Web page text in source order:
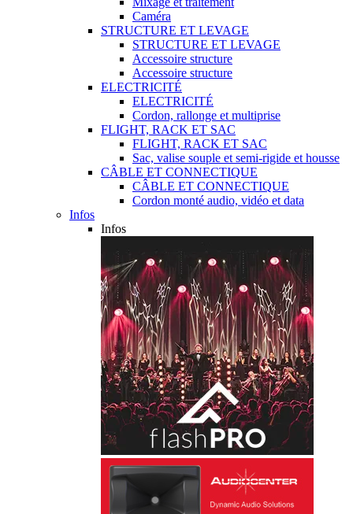
Caméra
STRUCTURE ET LEVAGE
STRUCTURE ET LEVAGE
Accessoire structure
Accessoire structure
ELECTRICITÉ
ELECTRICITÉ
Cordon, rallonge et multiprise
FLIGHT, RACK ET SAC
FLIGHT, RACK ET SAC
Sac, valise souple et semi-rigide et housse
CÂBLE ET CONNECTIQUE
CÂBLE ET CONNECTIQUE
Cordon monté audio, vidéo et data
Infos
Infos